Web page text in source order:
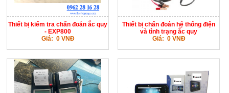
Thiết bị kiểm tra chẩn đoán ắc quy
- EXP800
Giá: 0 VNĐ
Thiết bị chẩn đoán hệ thống điện
và tình trạng ắc quy
Giá: 0 VNĐ